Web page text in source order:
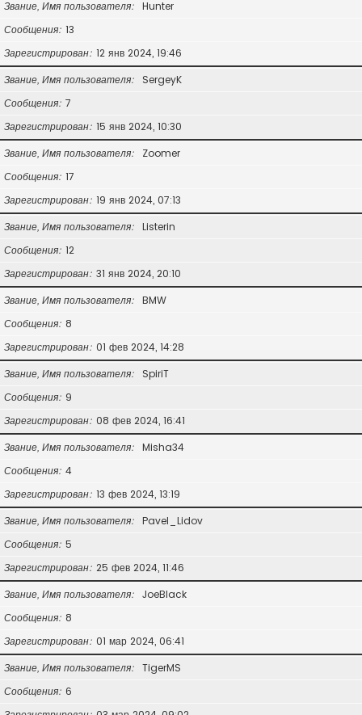
Звание, Имя пользователя
Hunter
Сообщения 13
Зарегистрирован 12 янв 2024, 19:46
Звание, Имя пользователя
SergeyK
Сообщения 7
Зарегистрирован 15 янв 2024, 10:30
Звание, Имя пользователя
Zoomer
Сообщения 17
Зарегистрирован 19 янв 2024, 07:13
Звание, Имя пользователя
Listerin
Сообщения 12
Зарегистрирован 31 янв 2024, 20:10
Звание, Имя пользователя
BMW
Сообщения 8
Зарегистрирован 01 фев 2024, 14:28
Звание, Имя пользователя
SpiriT
Сообщения 9
Зарегистрирован 08 фев 2024, 16:41
Звание, Имя пользователя
Misha34
Сообщения 4
Зарегистрирован 13 фев 2024, 13:19
Звание, Имя пользователя
Pavel_Lidov
Сообщения 5
Зарегистрирован 25 фев 2024, 11:46
Звание, Имя пользователя
JoeBlack
Сообщения 8
Зарегистрирован 01 мар 2024, 06:41
Звание, Имя пользователя
TigerMS
Сообщения 6